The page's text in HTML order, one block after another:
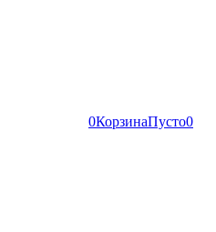
0КорзинаПусто0